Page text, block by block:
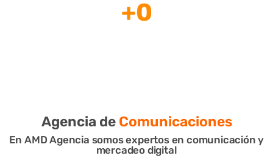
+0
Agencia deComunicaciones
En AMD Agencia somos expertos en comunicación y
mercadeo digital